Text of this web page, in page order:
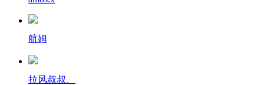
航姆
拉风叔叔、